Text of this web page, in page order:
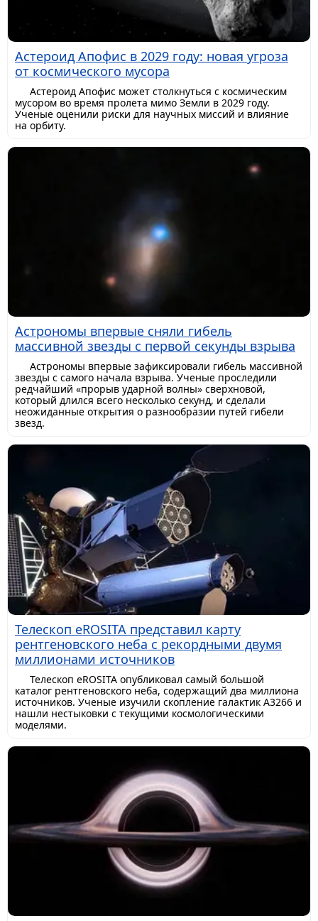
Астероид Апофис в 2029 году: новая угроза
от космического мусора
Астероид Апофис может столкнуться с космическим
мусором во время пролета мимо Земли в 2029 году.
Ученые оценили риски для научных миссий и влияние
на орбиту.
Астрономы впервые сняли гибель
массивной звезды с первой секунды взрыва
Астрономы впервые зафиксировали гибель массивной
звезды с самого начала взрыва. Ученые проследили
редчайший «прорыв ударной волны» сверхновой,
который длился всего несколько секунд, и сделали
неожиданные открытия о разнообразии путей гибели
звезд.
Телескоп eROSITA представил карту
рентгеновского неба с рекордными двумя
миллионами источников
Телескоп eROSITA опубликовал самый большой
каталог рентгеновского неба, содержащий два миллиона
источников. Ученые изучили скопление галактик A3266 и
нашли нестыковки с текущими космологическими
моделями.